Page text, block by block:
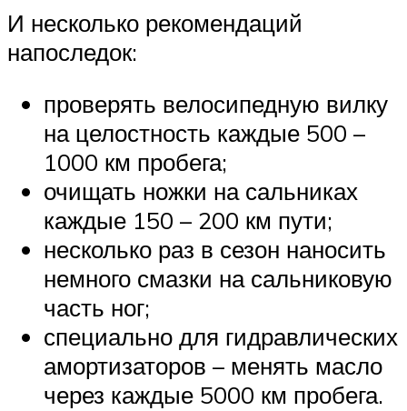
И несколько рекомендаций
напоследок:
проверять велосипедную вилку
на целостность каждые 500 –
1000 км пробега;
очищать ножки на сальниках
каждые 150 – 200 км пути;
несколько раз в сезон наносить
немного смазки на сальниковую
часть ног;
специально для гидравлических
амортизаторов – менять масло
через каждые 5000 км пробега.